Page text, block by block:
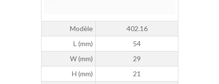
Modèle
402.16
L (mm)
54
W (mm)
29
H (mm)
21